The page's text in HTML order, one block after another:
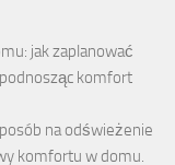
jak zaplanować
komfort
na odświeżenie
komfortu w domu.